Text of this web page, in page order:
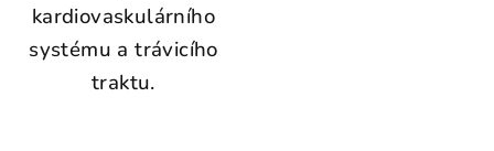
kardiovaskulárního
systému a trávicího
traktu.